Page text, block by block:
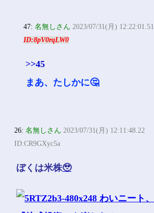
47:名無しさん 2023/07/31(月) 12:22:01.51
ID:8pV0rqLW0
>>45
まあ、たしかに🤔
26:名無しさん 2023/07/31(月) 12:11:48.22
ID:CR9GXyc5a
ぼくは米株🥹